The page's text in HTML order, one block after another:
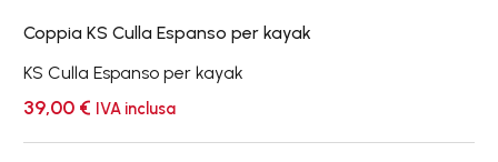
Coppia KS Culla Espanso per kayak
KS Culla Espanso per kayak
39,00 € IVA inclusa